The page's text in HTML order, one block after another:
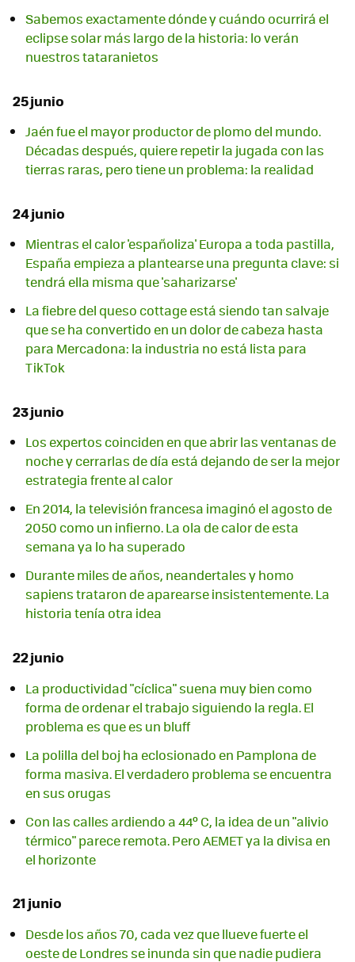
Sabemos exactamente dónde y cuándo ocurrirá el
eclipse solar más largo de la historia: lo verán
nuestros tataranietos
25 junio
Jaén fue el mayor productor de plomo del mundo.
Décadas después, quiere repetir la jugada con las
tierras raras, pero tiene un problema: la realidad
24 junio
Mientras el calor 'españoliza' Europa a toda pastilla,
España empieza a plantearse una pregunta clave: si
tendrá ella misma que 'saharizarse'
La fiebre del queso cottage está siendo tan salvaje
que se ha convertido en un dolor de cabeza hasta
para Mercadona: la industria no está lista para
TikTok
23 junio
Los expertos coinciden en que abrir las ventanas de
noche y cerrarlas de día está dejando de ser la mejor
estrategia frente al calor
En 2014, la televisión francesa imaginó el agosto de
2050 como un infierno. La ola de calor de esta
semana ya lo ha superado
Durante miles de años, neandertales y homo
sapiens trataron de aparearse insistentemente. La
historia tenía otra idea
22 junio
La productividad "cíclica" suena muy bien como
forma de ordenar el trabajo siguiendo la regla. El
problema es que es un bluff
La polilla del boj ha eclosionado en Pamplona de
forma masiva. El verdadero problema se encuentra
en sus orugas
Con las calles ardiendo a 44º C, la idea de un "alivio
térmico" parece remota. Pero AEMET ya la divisa en
el horizonte
21 junio
Desde los años 70, cada vez que llueve fuerte el
oeste de Londres se inunda sin que nadie pudiera